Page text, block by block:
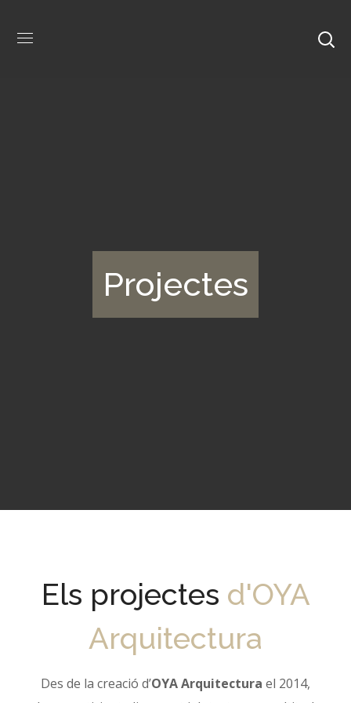
Projectes
Els projectes d'OYA
Arquitectura
Des de la creació d’OYA Arquitectura el 2014,